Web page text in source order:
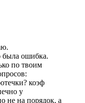
была ошибка.
по твоим
коэф
у
не на порядок, а